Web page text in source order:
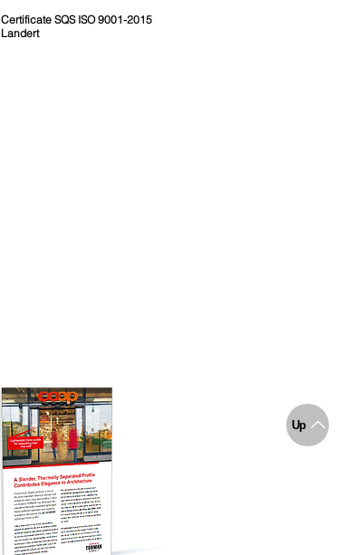
Up
Certificate SQS ISO 9001-2015
Landert